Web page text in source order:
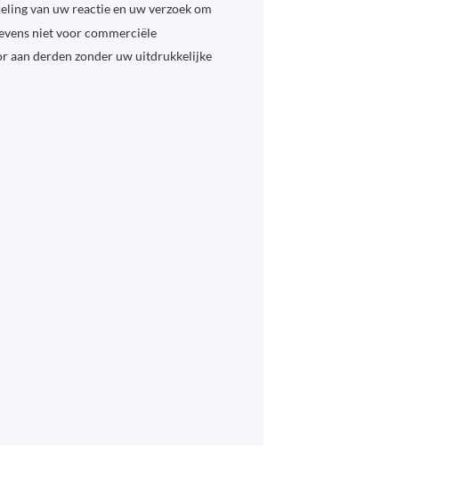
van uw reactie en uw verzoek om
niet voor commerciële
aan derden zonder uw uitdrukkelijke